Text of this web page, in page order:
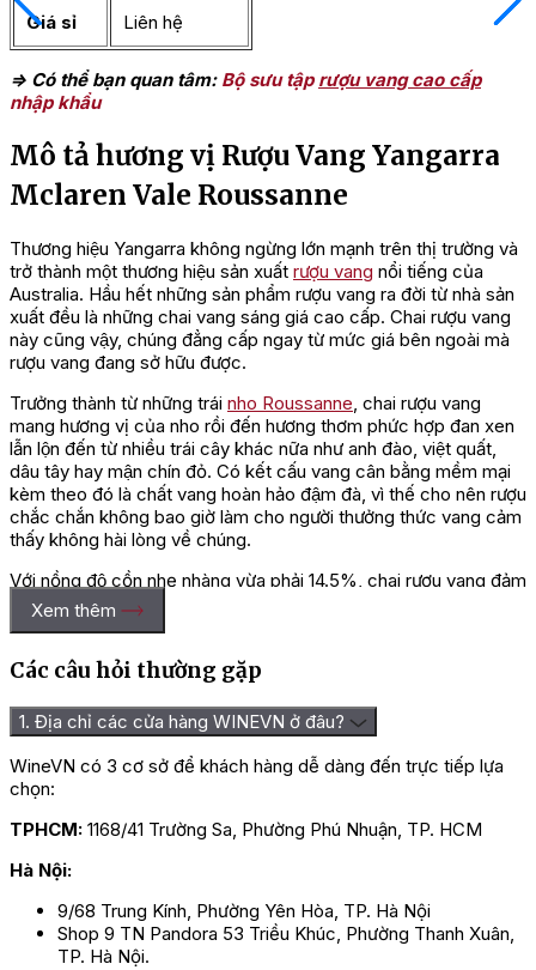
Giá sỉ Liên hệ
=> Có thể bạn quan tâm: Bộ sưu tập rượu vang cao cấp
nhập khẩu
Mô tả hương vị Rượu Vang Yangarra
Mclaren Vale Roussanne
Thương hiệu Yangarra không ngừng lớn mạnh trên thị trường và
trở thành một thương hiệu sản xuất rượu vang nổi tiếng của
Australia. Hầu hết những sản phẩm rượu vang ra đời từ nhà sản
xuất đều là những chai vang sáng giá cao cấp. Chai rượu vang
này cũng vậy, chúng đẳng cấp ngay từ mức giá bên ngoài mà
rượu vang đang sở hữu được.
Trưởng thành từ những trái nho Roussanne, chai rượu vang
mang hương vị của nho rồi đến hương thơm phức hợp đan xen
lẫn lộn đến từ nhiều trái cây khác nữa như anh đào, việt quất,
dâu tây hay mận chín đỏ. Có kết cấu vang cân bằng mềm mại
kèm theo đó là chất vang hoàn hảo đậm đà, vì thế cho nên rượu
chắc chắn không bao giờ làm cho người thưởng thức vang cảm
thấy không hài lòng về chúng.
Với nồng độ cồn nhẹ nhàng vừa phải 14.5%, chai rượu vang đảm
bảo mang đến cho người thưởng thức một dư vị vang sóng
sánh, lượng tanin phong phú mượt mà và lượng axit cân bằng
Hãy cảm nhận rượu một cách trọn vẹn để bạn thêm mến yêu
hơn về rượu vang đến từ đất nước xinh đẹp này. Rượu chứa
đựng tình cảm cao quý của thiên nhiên và con người nơi đây gửi
gắm trong rượu một cách hết sức tự nhiên trọn vẹn.
=> Liên hệ ngay
tiết nhất!
Xem thêm
Các câu hỏi thường gặp
1. Địa chỉ các cửa hàng WINEVN ở đâu?
WineVN có 3 cơ sở để khách hàng dễ dàng đến trực tiếp lựa
chọn:
TPHCM: 1168/41 Trường Sa, Phường Phú Nhuận, TP. HCM
Hà Nội:
9/68 Trung Kính, Phường Yên Hòa, TP. Hà Nội
Shop 9 TN Pandora 53 Triều Khúc, Phường Thanh Xuân,
TP. Hà Nội.